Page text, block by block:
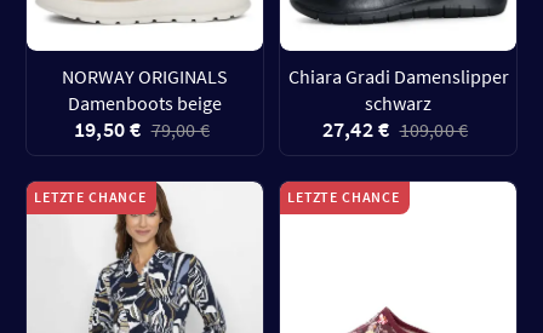
NORWAY ORIGINALS
Damenboots beige
19,50 € 79,00 €
Chiara Gradi Damenslipper
schwarz
27,42 € 109,00 €
LETZTE CHANCE LETZTE CHANCE